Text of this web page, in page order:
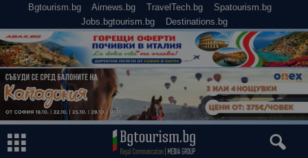
Bgtourism.bg Airnews.bg TravelTech.bg
Spatourism.bg
Jobs.bgtourism.bg
Destinations.bg